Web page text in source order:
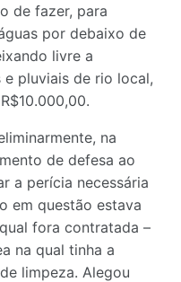
de fazer, para
por debaixo de
livre a
e pluviais de rio local,
na
de defesa ao
a perícia necessária
em questão estava
fora contratada –
na qual tinha a
limpeza. Alegou